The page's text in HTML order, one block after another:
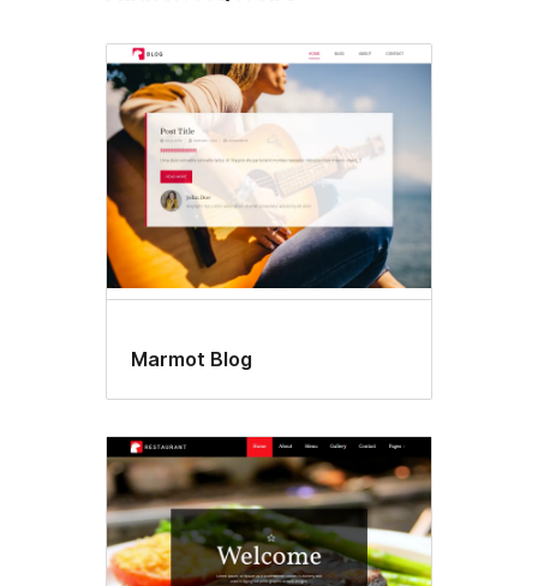
Marmot Blog